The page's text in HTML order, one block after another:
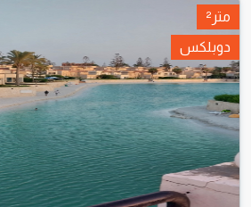
متر²
دوبلكس